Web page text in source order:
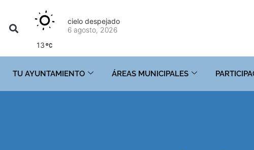
13
cielo despejado
6 agosto, 2026
TU AYUNTAMIENTO ÁREAS MUNICIPALES